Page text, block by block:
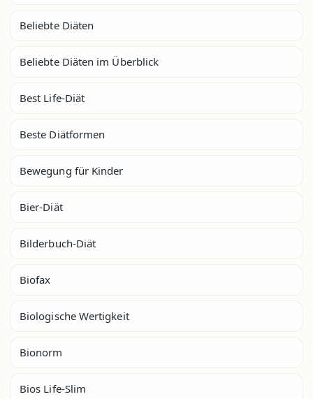
Beliebte Diäten
Beliebte Diäten im Überblick
Best Life-Diät
Beste Diätformen
Bewegung für Kinder
Bier-Diät
Bilderbuch-Diät
Biofax
Biologische Wertigkeit
Bionorm
Bios Life-Slim